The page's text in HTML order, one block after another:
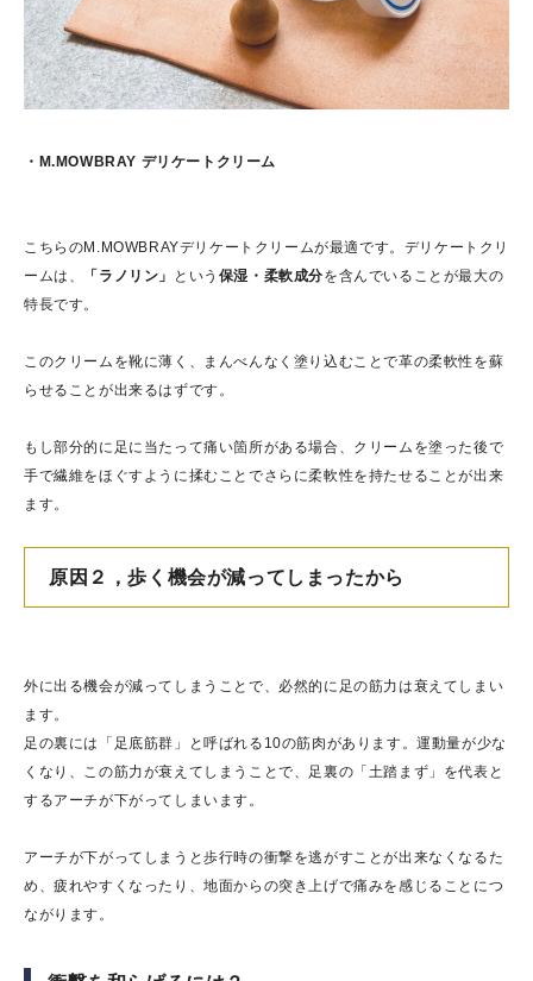
・ M.MOWBRAY デリケートクリーム
こちらのM.MOWBRAYデリケートクリームが最適です。デリケートクリ
ームは、
「ラノリン」 という 保湿・柔軟成分を含んでいることが最大の
特長です。
このクリームを靴に薄く、まんべんなく塗り込むことで革の柔軟性を蘇
らせることが出来るはずです。
もし部分的に足に当たって痛い箇所がある場合、クリームを塗った後で
手で繊維をほぐすように揉むことでさらに柔軟性を持たせることが出来
ます。
原因２，歩く機会が減ってしまったから
外に出る機会が減ってしまうことで、必然的に足の筋力は衰えてしまい
ます。
足の裏には「足底筋群」と呼ばれる10の筋肉があります。運動量が少な
くなり、この筋力が衰えてしまうことで、足裏の「土踏まず」を代表と
するアーチが下がってしまいます。
アーチが下がってしまうと歩行時の衝撃を逃がすことが出来なくなるた
め、疲れやすくなったり、地面からの突き上げで痛みを感じることにつ
ながります。